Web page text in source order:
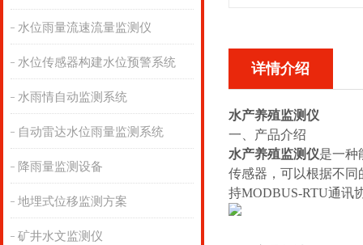
水位雨量流速流量监测仪
水位传感器构建水位预警系统
水雨情自动监测系统
自动雷达水位雨量监测系统
降雨量监测设备
地埋式位移监测方案
矿井水文监测仪
详情介绍
水产养殖监测仪
一、产品介绍
水产养殖监测仪是一种
传感器，可以根据不同
持MODBUS-RTU通讯